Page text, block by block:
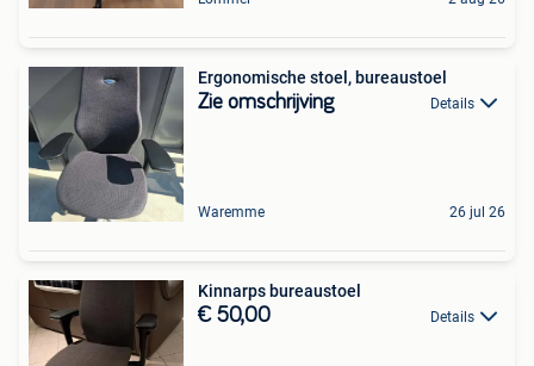
Ergonomische stoel, bureaustoel
Zie omschrijving Details
Waremme 26 jul 26
Kinnarps bureaustoel
€ 50,00 Details